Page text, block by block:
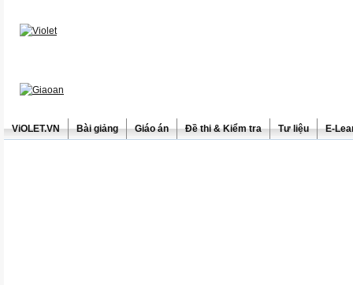
ViOLET.VN Bài giảng Giáo án Đề thi & Kiểm tra Tư liệu E-